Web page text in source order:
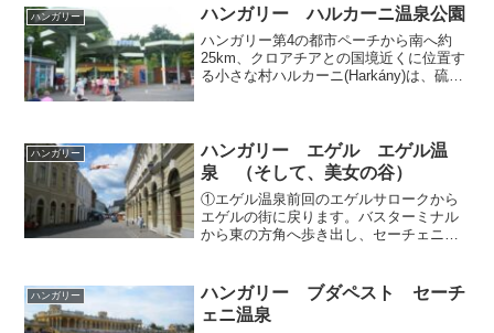
湖水浴をたのしむべく...
ハンガリー ハンガリー ハルカーニ温泉公園
ハンガリー第4の都市ペーチから南へ約
25km、クロアチアとの国境近くに位置す
る小さな村ハルカーニ(Harkány)は、硫黄
長期滞在者が...
ハンガリー
ハンガリー エゲル エゲル温
泉 （そして、美女の谷）
①エゲル温泉前回のエゲルサロークから
エゲルの街に戻ります。バスターミナル
から東の方角へ歩き出し、セーチェニ・
場に出ると、目の前の丘には13世紀に建
てられたエゲル城が聳え...
ハンガリー
ハンガリー ブダペスト セーチ
ェニ温泉